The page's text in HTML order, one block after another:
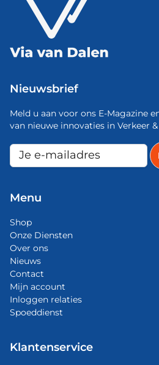
Nieuwsbrief
Meld u aan voor ons E-Magazine
van nieuwe innovaties in Verkeer
Menu
Shop
Onze Diensten
Over ons
Nieuws
Contact
Mijn account
Inloggen relaties
Spoeddienst
Klantenservice